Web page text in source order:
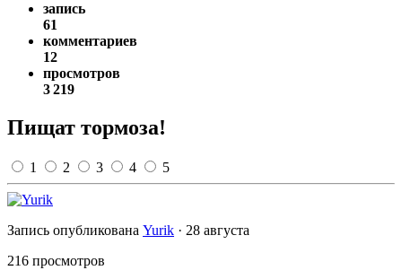
запись
61
комментариев
12
просмотров
3 219
Пищат тормоза!
1 2 3 4 5
Запись опубликована Yurik · 28 августа
216 просмотров